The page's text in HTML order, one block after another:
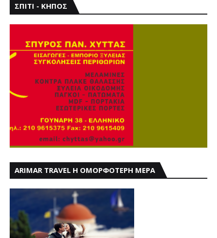
ΣΠΙΤΙ - ΚΗΠΟΣ
ARIMAR TRAVEL Η ΟΜΟΡΦΟΤΕΡΗ ΜΕΡΑ